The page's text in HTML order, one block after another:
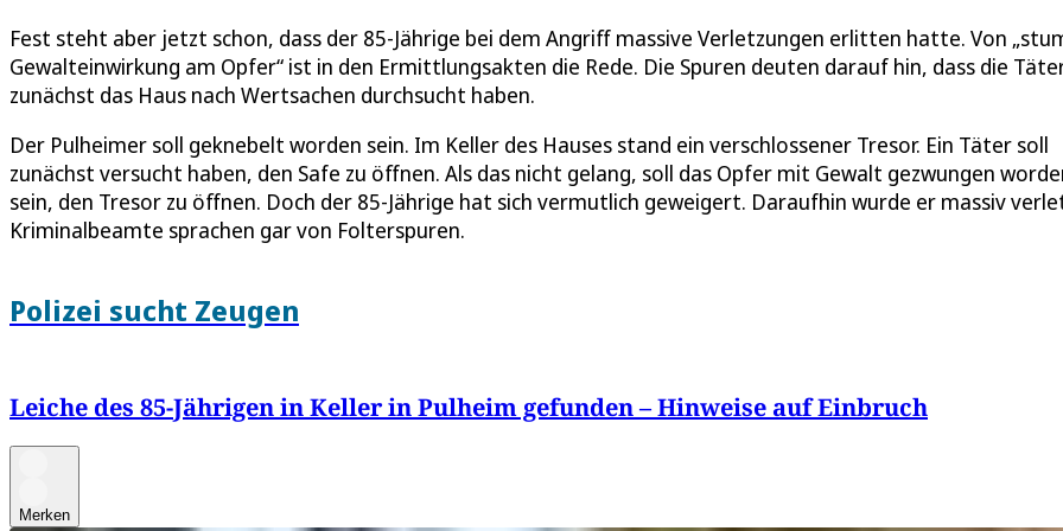
Fest steht aber jetzt schon, dass der 85-Jährige bei dem Angriff massive Verletzungen erlitten hatte. Von
Gewalteinwirkung am Opfer“ ist in den Ermittlungsakten die Rede. Die Spuren deuten darauf hin, dass die
zunächst das Haus nach Wertsachen durchsucht haben.
Der Pulheimer soll geknebelt worden sein. Im Keller des Hauses stand ein verschlossener Tresor. Ein Täter soll
zunächst versucht haben, den Safe zu öffnen. Als das nicht gelang, soll das Opfer mit Gewalt gezwungen
sein, den Tresor zu öffnen. Doch der 85-Jährige hat sich vermutlich geweigert. Daraufhin wurde er massiv
Kriminalbeamte sprachen gar von Folterspuren.
Polizei sucht Zeugen
Leiche des 85-Jährigen in Keller in Pulheim gefunden – Hinweise auf Einbruch
Merken